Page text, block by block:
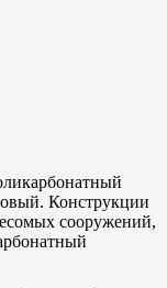
Конструкции
сооружений,